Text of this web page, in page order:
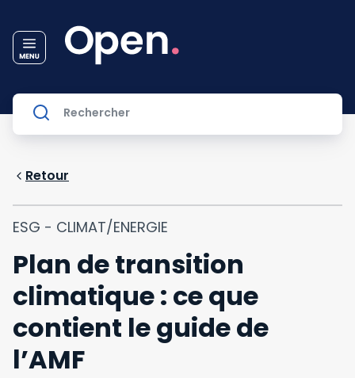
Retour
ESG - CLIMAT/ENERGIE
Plan de transition
climatique : ce que
contient le guide de
l’AMF